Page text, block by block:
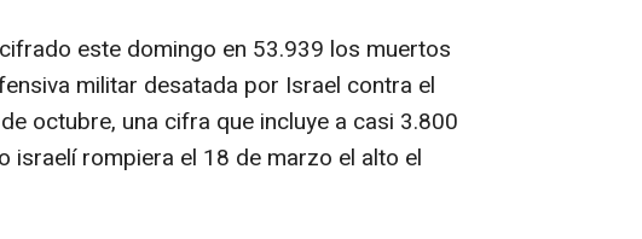
este domingo en 53.939 los muertos
militar desatada por Israel contra el
octubre, una cifra que incluye a casi 3.800
israelí rompiera el 18 de marzo el alto el